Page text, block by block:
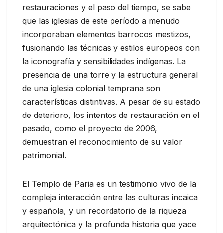
restauraciones y el paso del tiempo, se sabe
que las iglesias de este período a menudo
incorporaban elementos barrocos mestizos,
fusionando las técnicas y estilos europeos con
la iconografía y sensibilidades indígenas. La
presencia de una torre y la estructura general
de una iglesia colonial temprana son
características distintivas. A pesar de su estado
de deterioro, los intentos de restauración en el
pasado, como el proyecto de 2006,
demuestran el reconocimiento de su valor
patrimonial.
El Templo de Paria es un testimonio vivo de la
compleja interacción entre las culturas incaica
y española, y un recordatorio de la riqueza
arquitectónica y la profunda historia que yace